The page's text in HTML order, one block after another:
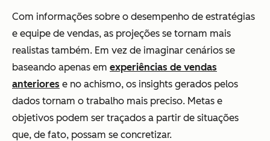
Com informações sobre o desempenho de estratégias
e equipe de vendas, as projeções se tornam mais
realistas também. Em vez de imaginar cenários se
baseando apenas em experiências de vendas
anteriores e no achismo, os insights gerados pelos
dados tornam o trabalho mais preciso. Metas e
objetivos podem ser traçados a partir de situações
que, de fato, possam se concretizar.